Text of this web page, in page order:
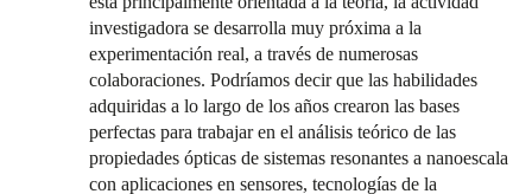
investigadora se desarrolla muy próxima a la
experimentación real, a través de numerosas
colaboraciones. Podríamos decir que las habilidades
adquiridas a lo largo de los años crearon las bases
perfectas para trabajar en el análisis teórico de las
propiedades ópticas de sistemas resonantes a nanoescala
con aplicaciones en sensores, tecnologías de la